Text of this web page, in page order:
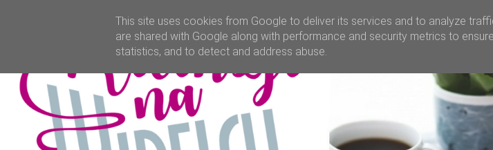
This site uses cookies from Google to deliver its services and to analyze
are shared with Google along with performance and security metrics to
statistics, and to detect and address abuse.